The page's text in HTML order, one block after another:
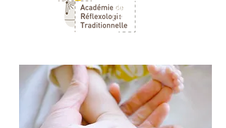
Organisme Formation
OF n°